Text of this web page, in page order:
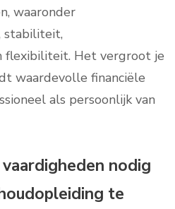
waaronder
stabiliteit,
flexibiliteit. Het vergroot je
waardevolle financiële
als persoonlijk van
nodig
te